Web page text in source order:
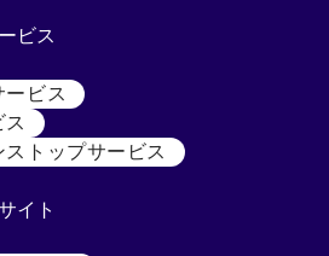
ビス
ービス [別ウィンドウで開く]
ス [別ウィンドウで開く]
トップサービス [別ウィンドウで
イト